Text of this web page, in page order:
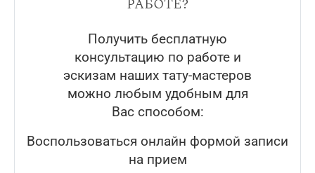
Получить бесплатную
консультацию по работе и
эскизам наших тату-мастеров
можно любым удобным для
Вас способом:
Воспользоваться онлайн формой записи
на прием